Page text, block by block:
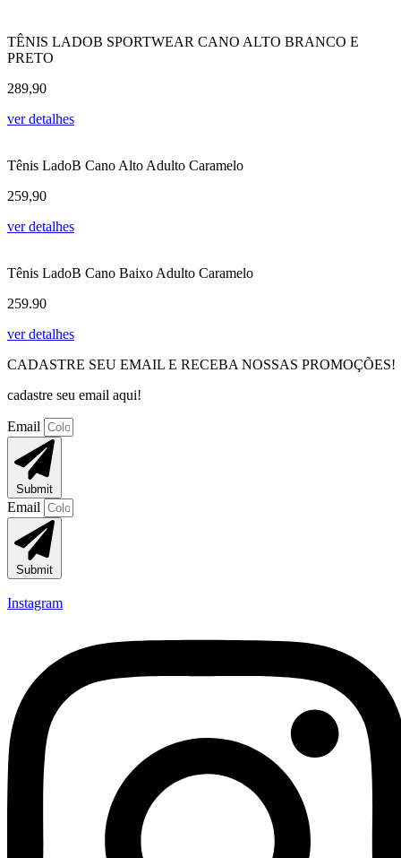
TÊNIS LADOB SPORTWEAR CANO ALTO BRANCO E
PRETO
289,90
ver detalhes
Tênis LadoB Cano Alto Adulto Caramelo
259,90
ver detalhes
Tênis LadoB Cano Baixo Adulto Caramelo
259.90
ver detalhes
CADASTRE SEU EMAIL E RECEBA NOSSAS PROMOÇÕES!
cadastre seu email aqui!
Email
Submit
Email
Submit
Instagram